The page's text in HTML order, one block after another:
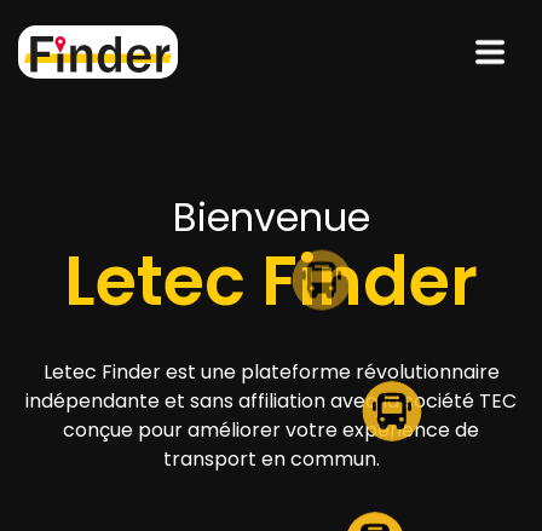
Notre map
Letec Finder
Letec Finder contient une carte en direct
regroupant la position en direct de tout les bus du
réseaux Tec en Wallonie. Fun fact, il y as
actuellement816bus qui roule en ce moment.